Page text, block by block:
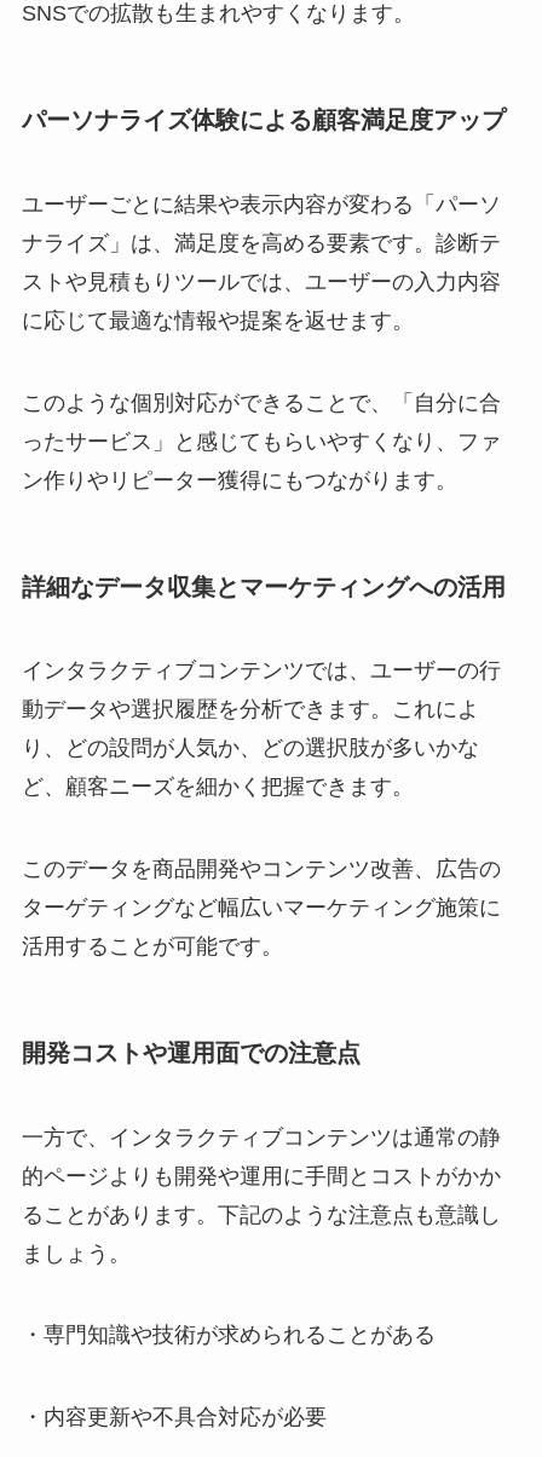
SNSでの拡散も生まれやすくなります。
パーソナライズ体験による顧客満足度アップ
ユーザーごとに結果や表示内容が変わる「パーソ
ナライズ」は、満足度を高める要素です。診断テ
ストや見積もりツールでは、ユーザーの入力内容
に応じて最適な情報や提案を返せます。
このような個別対応ができることで、「自分に合
ったサービス」と感じてもらいやすくなり、ファ
ン作りやリピーター獲得にもつながります。
詳細なデータ収集とマーケティングへの活用
インタラクティブコンテンツでは、ユーザーの行
動データや選択履歴を分析できます。これによ
り、どの設問が人気か、どの選択肢が多いかな
ど、顧客ニーズを細かく把握できます。
このデータを商品開発やコンテンツ改善、広告の
ターゲティングなど幅広いマーケティング施策に
活用することが可能です。
開発コストや運用面での注意点
一方で、インタラクティブコンテンツは通常の静
的ページよりも開発や運用に手間とコストがかか
ることがあります。下記のような注意点も意識し
ましょう。
・専門知識や技術が求められることがある
・内容更新や不具合対応が必要